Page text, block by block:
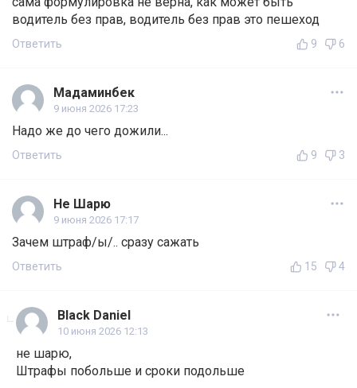
водитель без прав, водитель без прав это пешеход
Ответить 9 6
Мадаминбек
9 июня 2026 17:23
Надо же до чего дожили...
Ответить 9 3
Не Шарю
9 июня 2026 17:17
Зачем штраф/ы/.. сразу сажать
Ответить 15 4
Black Daniel
10 июня 2026 12:13
не шарю,
Штрафы побольше и сроки подольше